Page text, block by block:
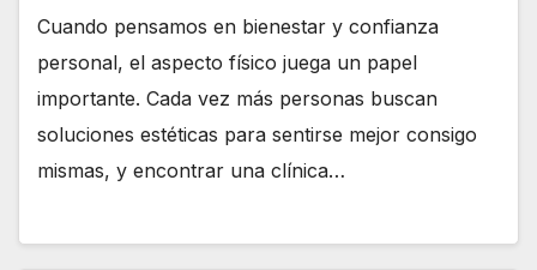
Cuando pensamos en bienestar y confianza
personal, el aspecto físico juega un papel
importante. Cada vez más personas buscan
soluciones estéticas para sentirse mejor consigo
mismas, y encontrar una clínica…